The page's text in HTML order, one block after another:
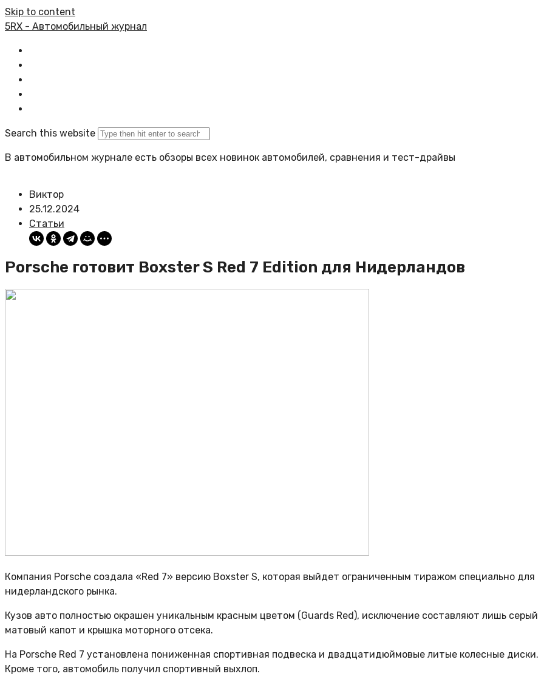
Skip to content
5RX - Автомобильный журнал
Search this website
В автомобильном журнале есть обзоры всех новинок автомобилей, сравнения и тест-драйвы
Виктор
25.12.2024
Статьи
Porsche готовит Boxster S Red 7 Edition для Нидерландов
Компания Porsche создала «Red 7» версию Boxster S, которая выйдет ограниченным тиражом специально для
нидерландского рынка.
Кузов авто полностью окрашен уникальным красным цветом (Guards Red), исключение составляют лишь серый
матовый капот и крышка моторного отсека.
На Porsche Red 7 установлена пониженная спортивная подвеска и двадцатидюймовые литые колесные диски.
Кроме того, автомобиль получил спортивный выхлоп.